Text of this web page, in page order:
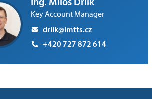
Key Account Manager
drlik@imtts.cz
+420 727 872 614